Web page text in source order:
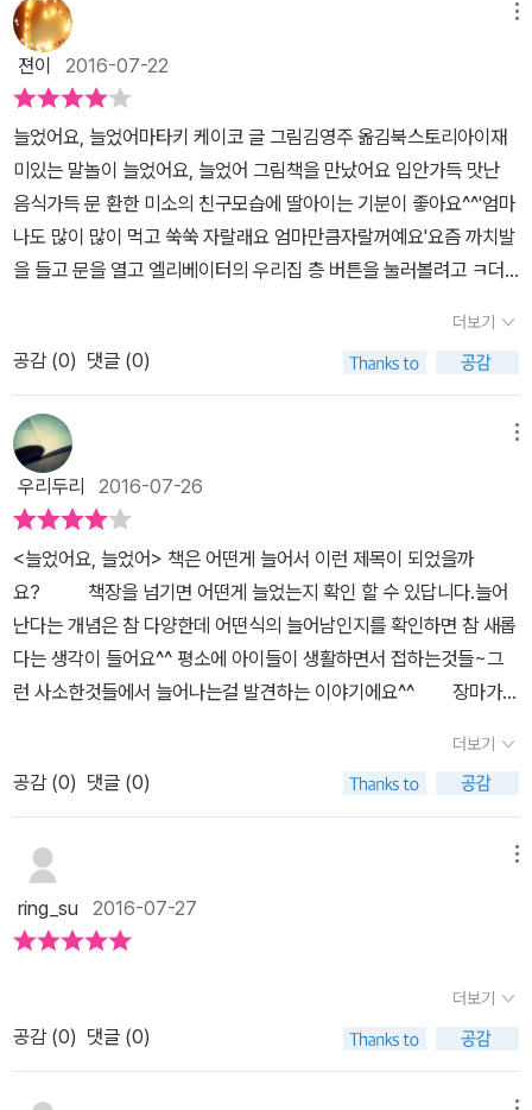
유의 때묻지 않은 순수함으로 세상을 보나 봅니다. <늘었어요, 늘었
어!>의 책장을 넘기다 보면, 그 순수한 활기에 전염되어 절로 독자의
표정이 밝아질 거예요. 간지의 여백을 가득 매운 우산 그림이 무슨 의
미인지 저자에게 직접 물어보고 싶어질만큼, <늘었어요, 늘었어!>의
여백에는 우산 그림이 가득하네요. 알록달록 어찌나 화사하고 예쁜지
체면 생각하지 않고 장마철 색깔별로 구비해두고 싶어질 지경이에요.
'늘었어요, 늘었어' 라는 표현이 자주 반복됩니다. 아직 한글을 모르는
꼬마독자에게 가벼운 임무를 주면 기꺼이 할 거예요. '늘었어요, 늘었
어' 만 읽어달라고 해보세요. 북스토리 아이 출판사 측에서 이 문구만
굵은 볼딕 처리를 해주었기 때문에 눈치 빠른 꼬마들은 틀림 없이 읽
어낼 수 있답니다. 도대체 무엇이 늘었기에, 이렇게 야단법썩일까
았더니 늘었어요.’ 엄마라면 알지요. 아이들 흙장난을 하면 빨랫감이
는다는 것을. 꼬마들이라면 알지요. 있는 힘껏 달리고 나면 '콩닥콩닥
심장 뛰는 소리가 늘어난다는 것을!' 잠을 푸욱 잘 자고 나면, 그 다음
날 친구들과 신나게 놀 힘이 는다는 것을. <늘었어요, 늘었어!>를 읽
고나면, 그 경쾌한 반복 문구가 자꾸 입안에 감돌게 됩니다. 어른에게
는 '아하! 보는 눈에 따라 세상이 이렇게 발랄하고 즐거운 곳이구
나!'를 세삼 깨닫게 해주는 고마운 책이요, 아이에게는 밥 잘 먹고, 푹
잘 자고, 놀 힘을 늘려서 어서 더 놀고 싶어지게 만드는 든든한 응원군
이지요. 사랑스러운 <늘었어요, 늘었어!>, 무더위에 축 늘어지지 말
젼이 2016-07-22
늘었어요, 늘었어마타키 케이코 글 그림김영주 옮김북스토리아이재
미있는 말놀이 늘었어요, 늘었어 그림책을 만났어요 입안가득 맛난
음식가득 문 환한 미소의 친구모습에 딸아이는 기분이 좋아요^^'엄마
나도 많이 많이 먹고 쑥쑥 자랄래요 엄마만큼자랄꺼예요'요즘 까치발
을 들고 문을 열고 엘리베이터의 우리집 층 버튼을 눌러볼려고 ㅋ더
지 넘 궁금해지는 책이예요 쭈욱 운율감을 가지고 읽어내려가니(노래
하는 느낌이예요)언어유희의 즐거움이 가득 한편의 동시 때로는 동요
가사처럼 입안에 감기는데요^^'엄마 나도 냠냠 맛있게 밥을 먹으면
늘꺼예요 ㅎㅎ '라네요 후훗첫장을 넘기는 너무 예쁜 알록달록 우산
이 가득 펼쳐져요^^넘 이쁘죠 그렇게 내리는 비~!!빗방울늘었어요,
늘었어 장마철이 시작되니 비오는 날이 늘었어요 한가득 우산이 펼쳐
지는 우산이 늘었난 의미일까요???비가 그치니 늘었어요 ,늘었어 밖
에서 뛰어노는 친구들이 ~~~~신나게 뛰노는 모습안에서 또 무엇이
늘었을까??? 함께 이야기는 나누며 읽어내려가니 재미있었어요 와~
~~비누거품을 내면 늘어나는 비눗방울~!!늘었어요 늘었어^^재미있
죠 상상하는 재미가 담긴 책이였어요 늘었어요 늘었어의 반복되는 일
상속 이야기들에서 그담엔 무엇이 늘어날까?? 내가 하고 있는 행동
그다음엔 또 무엇이 늘까??늘었을까??란 상상을 하게하는 책~!!냠
냠 맛있게 음식을 먹고나서 느는건???뭘까요?신나게 흙장난을 하고
어유희의 즐거움이 담긴 그림책^^늘었어요 늘었어 랍니다~!!'딸 늘었
어요 늘었어....키가 쑥쑥 늘었어요''엄마 엄마 늘었어요 늘었어 빨래
가 늘었어요 ''와 늘었어요 늘었어~!! 입안가득 함박미소가 늘었어
이 늘었을까요^^도치맘카페 이벤트를 통해 출판사로부터 책을 무상
지원받아 작성된 솔직리뷰입니다
더보기
공감 (0) 댓글 (0)
우리두리 2016-07-26
<늘었어요, 늘었어> 책은 어떤게 늘어서 이런 제목이 되었을까
요? 책장을 넘기면 어떤게 늘었는지 확인 할 수 있답니다.늘어
난다는 개념은 참 다양한데 어떤식의 늘어남인지를 확인하면 참 새롭
다는 생각이 들어요^^ 평소에 아이들이 생활하면서 접하는것들~그
런 사소한것들에서 늘어나는걸 발견하는 이야기에요^^ 장마가
나고힘껏 달렸더니 심장뛰는 소리가 늘어난답니다. 그뿐 아니라 그
이후에도 늘어나는것들이 생겨요.계속해서 연관지어 늘어나는것들을
이야기 하고 있답니다. 생활속에서 늘어나는것들을 발견하고늘어
난다는 개념을 익힐 수 있는 시간이랍니다. 간결한 문장에 그림이 가
득해서아이들이 그림보는 재미도 있고~운율감 있게 '늘었어요. 늘었
어'라는 말의 반복으로 흥미롭게 볼 수 있답니다. 늘었다는 개념에
대한 발상의 전환이 한 책!그리고 일상 생활에서 일어나는것들이다보
니아이들에게 친숙하게 다가 온 책이랍니다. <늘었어요, 늘었어> 책
을 아이들과 함께 읽으면서책속에서 등장하는 이야기 말고 우리 일상
더보기
공감 (0) 댓글 (0)
ring_su 2016-07-27
더보기
공감 (0) 댓글 (0)